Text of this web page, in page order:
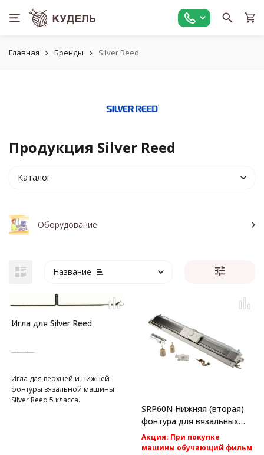
Главная Бренды Silver Reed
Продукция Silver Reed
Каталог
Оборудование
Название
Игла для Silver Reed
Игла для верхней и нижней
фонтуры вязальной машины
Silver Reed 5 класса.
SRP60N Нижняя (вторая)
фонтура для вязальных
машин Silver Reed
Акция: При покупке
машины обучающий фильм